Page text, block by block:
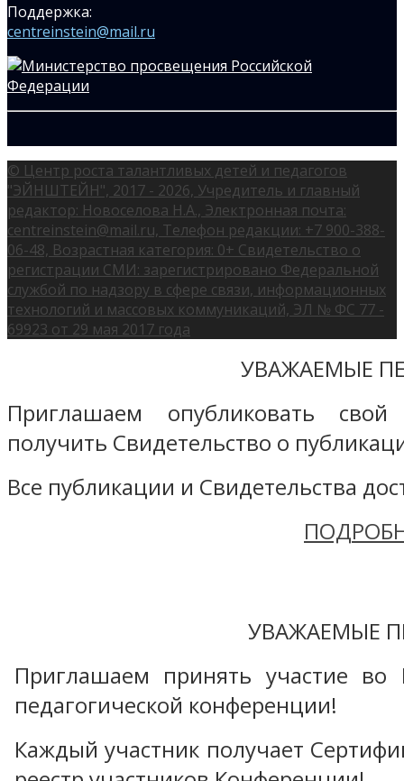
Поддержка:
centreinstein@mail.ru
© Центр роста талантливых детей и педагогов
"ЭЙНШТЕЙН", 2017 - 2026, Учредитель и главный
редактор: Новоселова Н.А., Электронная почта:
centreinstein@mail.ru, Телефон редакции: +7 900-388-
06-48, Возрастная категория: 0+ Свидетельство о
регистрации СМИ: зарегистрировано Федеральной
службой по надзору в сфере связи, информационных
технологий и массовых коммуникаций, ЭЛ № ФС 77 -
69923 от 29 мая 2017 года
УВАЖАЕМЫЕ
Приглашаем опубликовать
получить Свидетельство о
Все публикации и Свидетельства
УВАЖАЕМЫЕ
Приглашаем принять участие во
педагогической конференции!
Каждый участник получает